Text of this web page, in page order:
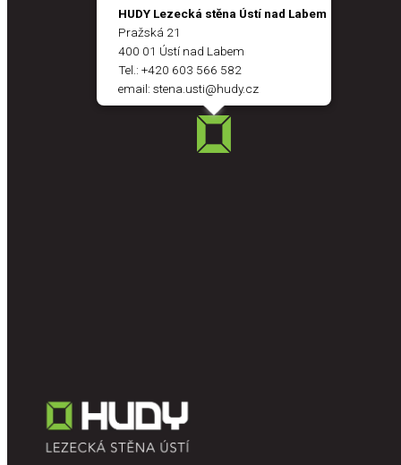
HUDY Lezecká stěna Ústí nad Labem
Pražská 21
400 01 Ústí nad Labem
Tel.: +420 603 566 582
email: stena.usti@hudy.cz